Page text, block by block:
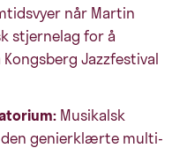
når Martin
stjernelag for å
Jazzfestival
Musikalsk
genierklærte multi-